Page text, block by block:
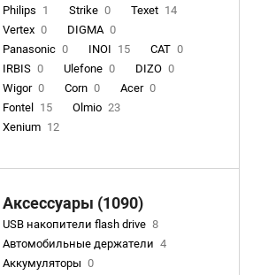
Philips 1 Strike 0 Texet 14
Vertex 0 DIGMA 0
Panasonic 0 INOI 15 CAT 0
IRBIS 0 Ulefone 0 DIZO 0
Wigor 0 Corn 0 Acer 0
Fontel
15 Olmio 23
Xenium 12
Аксессуары (1090)
USB накопители flash drive 8
Автомобильные держатели 4
Аккумуляторы 0